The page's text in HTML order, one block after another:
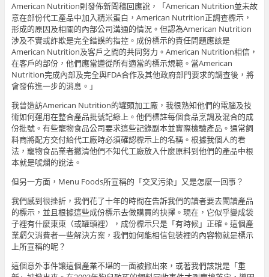
American Nutrition則發佈新聞稿回應說，「American Nutrition並未故
意在部份代工產品中加入精米蛋白，American Nutrition正調查標示，
形成的原因及相關的內部公司溝通的情況。但認為American Nutrition
涉及不實或詐欺是完全錯誤的指控。成份標示的責任問題應該是
American Nutrition及客戶之間的共同努力。American Nutrition相信，
在客戶的部份，他們應當遵從所有適當的標示規範。當American
Nutrition完成內部及完全與FDA合作及其他政府部門要求的調查後，將
會發佈進一步的消息。」
我曾造訪American Nutrition的罐頭加工廠，我很熟知他們的電腦及技
術如何運用在整合產品批號記綠上。他們標註每個食品烹調及混合的成
份批號。有些寵物食品公司要求這些記錄副本並實際檢驗產品。通常飼
料商將配方交付給代工廠時必須確認標示上的名稱。根據我個人的看
法，寵物食品業者撇清他們不知代工廠放入什麼原料到他們的產品中根
本就是唬爛的說法。
但另一方面，Menu Foods所宣稱的「交叉污染」又是怎麼一回事？
我們感到很挫折，我們花了十年的時間在告訴我們的讀者要去閱讀產品
的標示，並且根據這些成份標示去做購買的抉擇。現在，它似乎變成袋
子裡有什麼東東（或罐頭裡），成份標示只是「有時候」正確。這個產
業虧欠消費者一些解決方案，我們如何能相信包裝裡的內容物就是標示
上所宣稱的呢？
這個意外事件讓這個產業不堪的一面被掀出來，或著我們該說是「重